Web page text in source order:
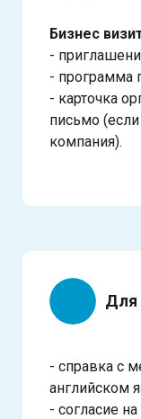
Бизнес
-
- программа
- карточка
письмо
компания).
Для
- справка с
английском
- согласие